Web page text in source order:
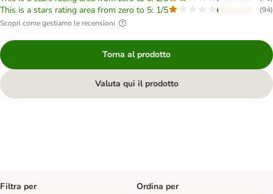
This is a stars rating area from zero to 5: 1/5 (94)
Scopri come gestiamo le recensioni
Torna al prodotto
Valuta qui il prodotto
Filtra per Ordina per